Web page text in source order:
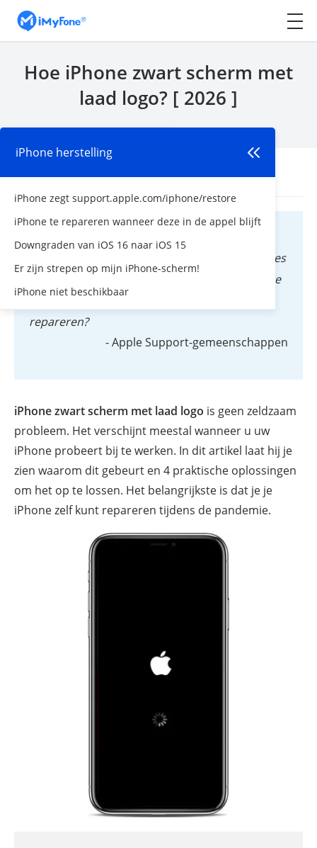
Hoe iPhone zwart scherm met
laad logo? [ 2026 ]
iOS Trucjes
iPhone herstelling
iPhone zegt support.apple.com/iphone/restore
iPhone te repareren wanneer deze in de appel blijft
Downgraden van iOS 16 naar iOS 15
Er zijn strepen op mijn iPhone-scherm!
iPhone niet beschikbaar
Gebruikersvraag
Mijn iPhone 16/15 zwart scherm en cirkel die zes
uur ronddraait, het heeft nog nooit een update
als deze nodig gehad, weet iemand hoe dit te
repareren?
- Apple Support-gemeenschappen
iPhone zwart scherm met laad logo is geen zeldzaam
probleem. Het verschijnt meestal wanneer u uw
iPhone probeert bij te werken. In dit artikel laat hij je
zien waarom dit gebeurt en 4 praktische oplossingen
om het op te lossen. Het belangrijkste is dat je je
iPhone zelf kunt repareren tijdens de pandemie.